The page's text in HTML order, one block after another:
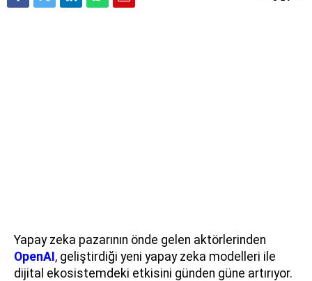
Yapay zeka pazarının önde gelen aktörlerinden
OpenAI, geliştirdiği yeni yapay zeka modelleri ile
dijital ekosistemdeki etkisini günden güne artırıyor.